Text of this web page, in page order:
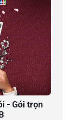
- Gói trọn